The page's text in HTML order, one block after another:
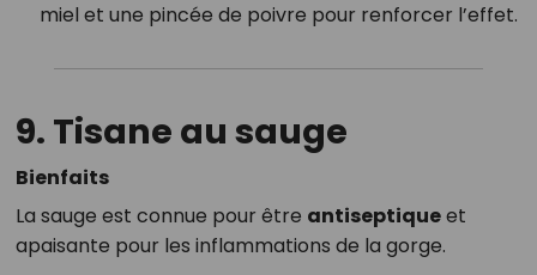
miel et une pincée de poivre pour renforcer l’effet.
9. Tisane au sauge
Bienfaits
La sauge est connue pour être antiseptiqueet
apaisante pour les inflammations de la gorge.